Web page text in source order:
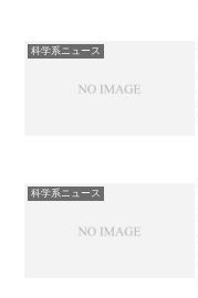
科学系ニュース
科学系ニュース